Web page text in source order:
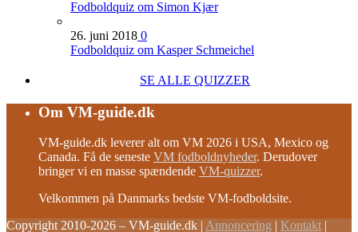
Fodboldquiz om Simon Kjær
26. juni 2018 0
Fodboldquiz om Kasper Schmeichel
SE ALLE QUIZZER
Om VM-guide.dk
VM-guide.dk leverer alt om VM 2026 i USA, Mexico og
Canada. Få de seneste VM fodboldnyheder. Derudover
bringer vi en masse spændende VM-quizzer.
Velkommen på Danmarks bedste VM-fodboldsite.
Copyright 2010-2026 – VM-guide.dk | Annoncering | Kontakt |